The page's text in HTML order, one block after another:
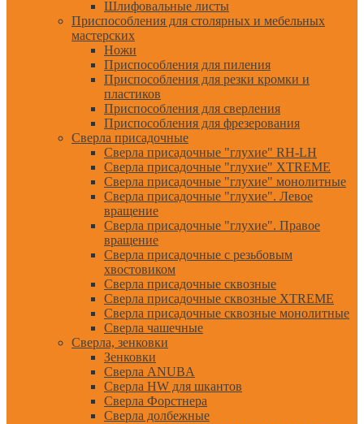
Шлифовальные листы
Приспособления для столярных и мебельных
мастерских
Ножи
Приспособления для пиления
Приспособления для резки кромки и
пластиков
Приспособления для сверления
Приспособления для фрезерования
Сверла присадочные
Сверла присадочные "глухие" RH-LH
Сверла присадочные "глухие" XTREME
Сверла присадочные "глухие" монолитные
Сверла присадочные "глухие". Левое
вращение
Сверла присадочные "глухие". Правое
вращение
Сверла присадочные с резьбовым
хвостовиком
Сверла присадочные сквозные
Сверла присадочные сквозные XTREME
Сверла присадочные сквозные монолитные
Сверла чашечные
Сверла, зенковки
Зенковки
Сверла ANUBA
Сверла HW для шкантов
Сверла Форстнера
Сверла долбежные